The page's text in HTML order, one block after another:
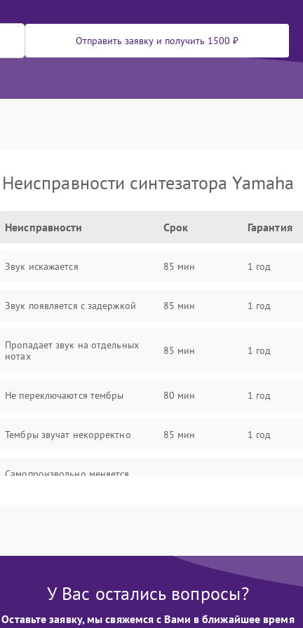
Отправить заявку и получить 1500 ₽
Неисправности синтезатора Yamaha
Неисправности Срок Гарантия
Звук искажается 85 мин 1 год
Звук появляется с задержкой 85 мин 1 год
Пропадает звук на отдельных
нотах
85 мин 1 год
Не переключаются тембры 80 мин 1 год
Тембры звучат некорректно 85 мин 1 год
Самопроизвольно меняется
У Вас остались вопросы?
Оставьте заявку, мы свяжемся с Вами в ближайшее время